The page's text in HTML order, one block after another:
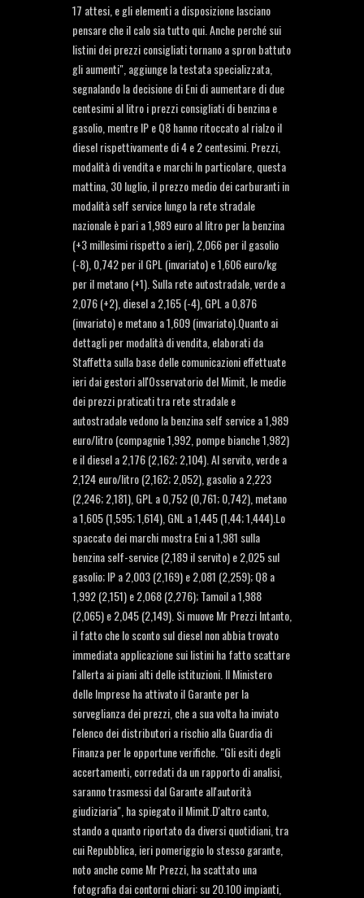
17 attesi, e gli elementi a disposizione lasciano
pensare che il calo sia tutto qui. Anche perché sui
listini dei prezzi consigliati tornano a spron battuto
gli aumenti", aggiunge la testata specializzata,
segnalando la decisione di Eni di aumentare di due
centesimi al litro i prezzi consigliati di benzina e
gasolio, mentre IP e Q8 hanno ritoccato al rialzo il
diesel rispettivamente di 4 e 2 centesimi. Prezzi,
modalità di vendita e marchi In particolare, questa
mattina, 30 luglio, il prezzo medio dei carburanti in
modalità self service lungo la rete stradale
nazionale è pari a 1,989 euro al litro per la benzina
(+3 millesimi rispetto a ieri), 2,066 per il gasolio
(-8), 0,742 per il GPL (invariato) e 1,606 euro/kg
per il metano (+1). Sulla rete autostradale, verde a
2,076 (+2), diesel a 2,165 (-4), GPL a 0,876
(invariato) e metano a 1,609 (invariato).Quanto ai
dettagli per modalità di vendita, elaborati da
Staffetta sulla base delle comunicazioni effettuate
ieri dai gestori all'Osservatorio del Mimit, le medie
dei prezzi praticati tra rete stradale e
autostradale vedono la benzina self service a 1,989
euro/litro (compagnie 1,992, pompe bianche 1,982)
e il diesel a 2,176 (2,162; 2,104). Al servito, verde a
2,124 euro/litro (2,162; 2,052), gasolio a 2,223
(2,246; 2,181), GPL a 0,752 (0,761; 0,742), metano
a 1,605 (1,595; 1,614), GNL a 1,445 (1,44; 1,444).Lo
spaccato dei marchi mostra Eni a 1,981 sulla
benzina self-service (2,189 il servito) e 2,025 sul
gasolio; IP a 2,003 (2,169) e 2,081 (2,259); Q8 a
1,992 (2,151) e 2,068 (2,276); Tamoil a 1,988
(2,065) e 2,045 (2,149). Si muove Mr Prezzi Intanto,
il fatto che lo sconto sul diesel non abbia trovato
immediata applicazione sui listini ha fatto scattare
l'allerta ai piani alti delle istituzioni. Il Ministero
delle Imprese ha attivato il Garante per la
sorveglianza dei prezzi, che a sua volta ha inviato
l'elenco dei distributori a rischio alla Guardia di
Finanza per le opportune verifiche. "Gli esiti degli
accertamenti, corredati da un rapporto di analisi,
saranno trasmessi dal Garante all'autorità
giudiziaria", ha spiegato il Mimit.D'altro canto,
stando a quanto riportato da diversi quotidiani, tra
cui Repubblica, ieri pomeriggio lo stesso garante,
noto anche come Mr Prezzi, ha scattato una
fotografia dai contorni chiari: su 20.100 impianti,